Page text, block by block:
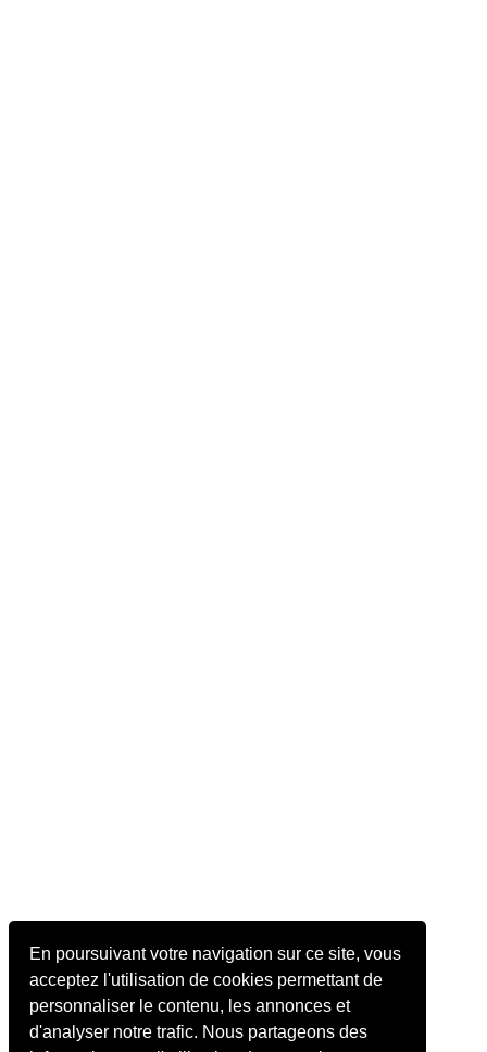
En poursuivant votre navigation sur ce site, vous
acceptez l'utilisation de cookies permettant de
personnaliser le contenu, les annonces et
d'analyser notre trafic. Nous partageons des